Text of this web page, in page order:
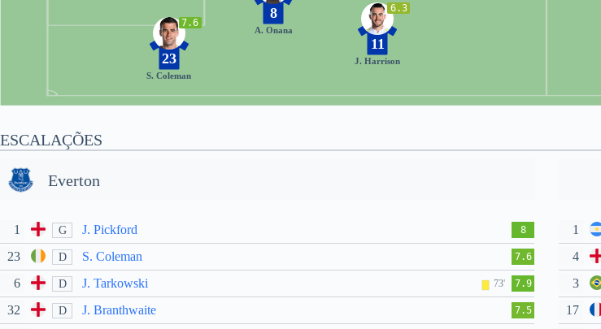
7.6
23
S. Coleman
8
A. Onana
6.3
11
J. Harrison
ESCALAÇÕES
Everton
1 G J. Pickford 8
23 D S. Coleman 7.6
6 D J. Tarkowski 73' 7.9
32 D J. Branthwaite 7.5
1
4
3
17